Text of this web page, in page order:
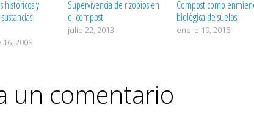
históricos y
2008
Supervivencia de rizobios en
el compost
julio 22, 2013
Compost como
biológica de suelos
enero 19, 2015
un comentario